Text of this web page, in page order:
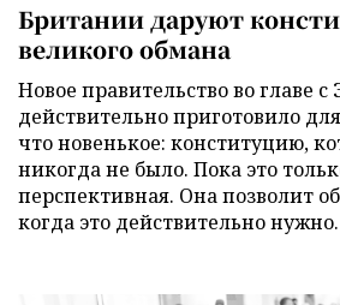
Британии даруют
великого обмана
Новое правительство во главе
действительно приготовило
что новенькое: конституцию,
никогда не было. Пока это
перспективная. Она позволит
когда это действительно нужно.